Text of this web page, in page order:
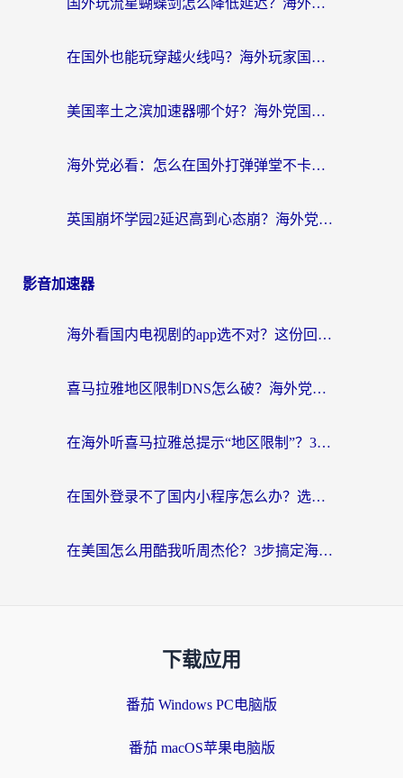
国外玩流星蝴蝶剑怎么降低延迟？海外党必看的加速秘籍（含欧洲鸣潮&彩虹岛优化攻略）
在国外也能玩穿越火线吗？海外玩家国服游戏畅玩终极指南
美国率土之滨加速器哪个好？海外党国服游戏畅玩终极指南（附多游戏解决方案）
海外党必看：怎么在国外打弹弹堂不卡？番茄加速器亲测指南
英国崩坏学园2延迟高到心态崩？海外党国服游戏加速终极指南
影音加速器
海外看国内电视剧的app选不对？这份回国加速器避坑指南帮你流畅追剧
喜马拉雅地区限制DNS怎么破？海外党听国内音乐听书的终极解决方案
在海外听喜马拉雅总提示“地区限制”？3步轻松解除+听国内音乐全攻略
在国外登录不了国内小程序怎么办？选对回国加速器，轻松解锁国内资源
在美国怎么用酷我听周杰伦？3步搞定海外听歌难题
下载应用
番茄 Windows PC电脑版
番茄 macOS苹果电脑版